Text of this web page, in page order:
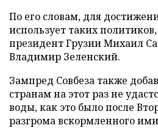
По его словам, для
использует таких
президент Грузии Михаил
Владимир Зеленский.
Зампред Совбеза также
странам на этот раз не
воды, как это было после
разгрома вскормленного